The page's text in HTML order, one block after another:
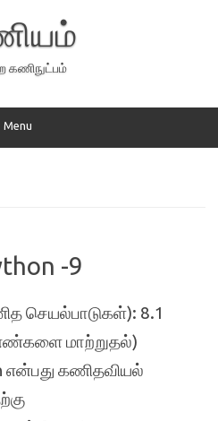
கணிநுட்பம்
Menu
-9
செயல்பாடுகள்): 8.1
மாற்றுதல்)
என்பது கணிதவியல்